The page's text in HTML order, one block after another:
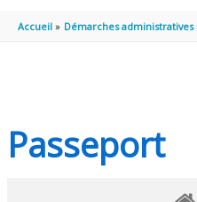
Accueil Démarches administratives
Passeport